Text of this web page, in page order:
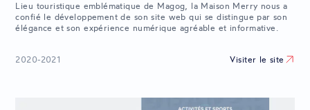
Lieu touristique emblématique de Magog, la Maison Merry nous a
confié le développement de son site web qui se distingue par son
élégance et son expérience numérique agréable et informative.
2020-2021 Visiter le site